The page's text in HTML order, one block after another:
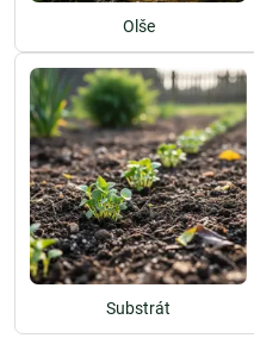
Olše
Substrát